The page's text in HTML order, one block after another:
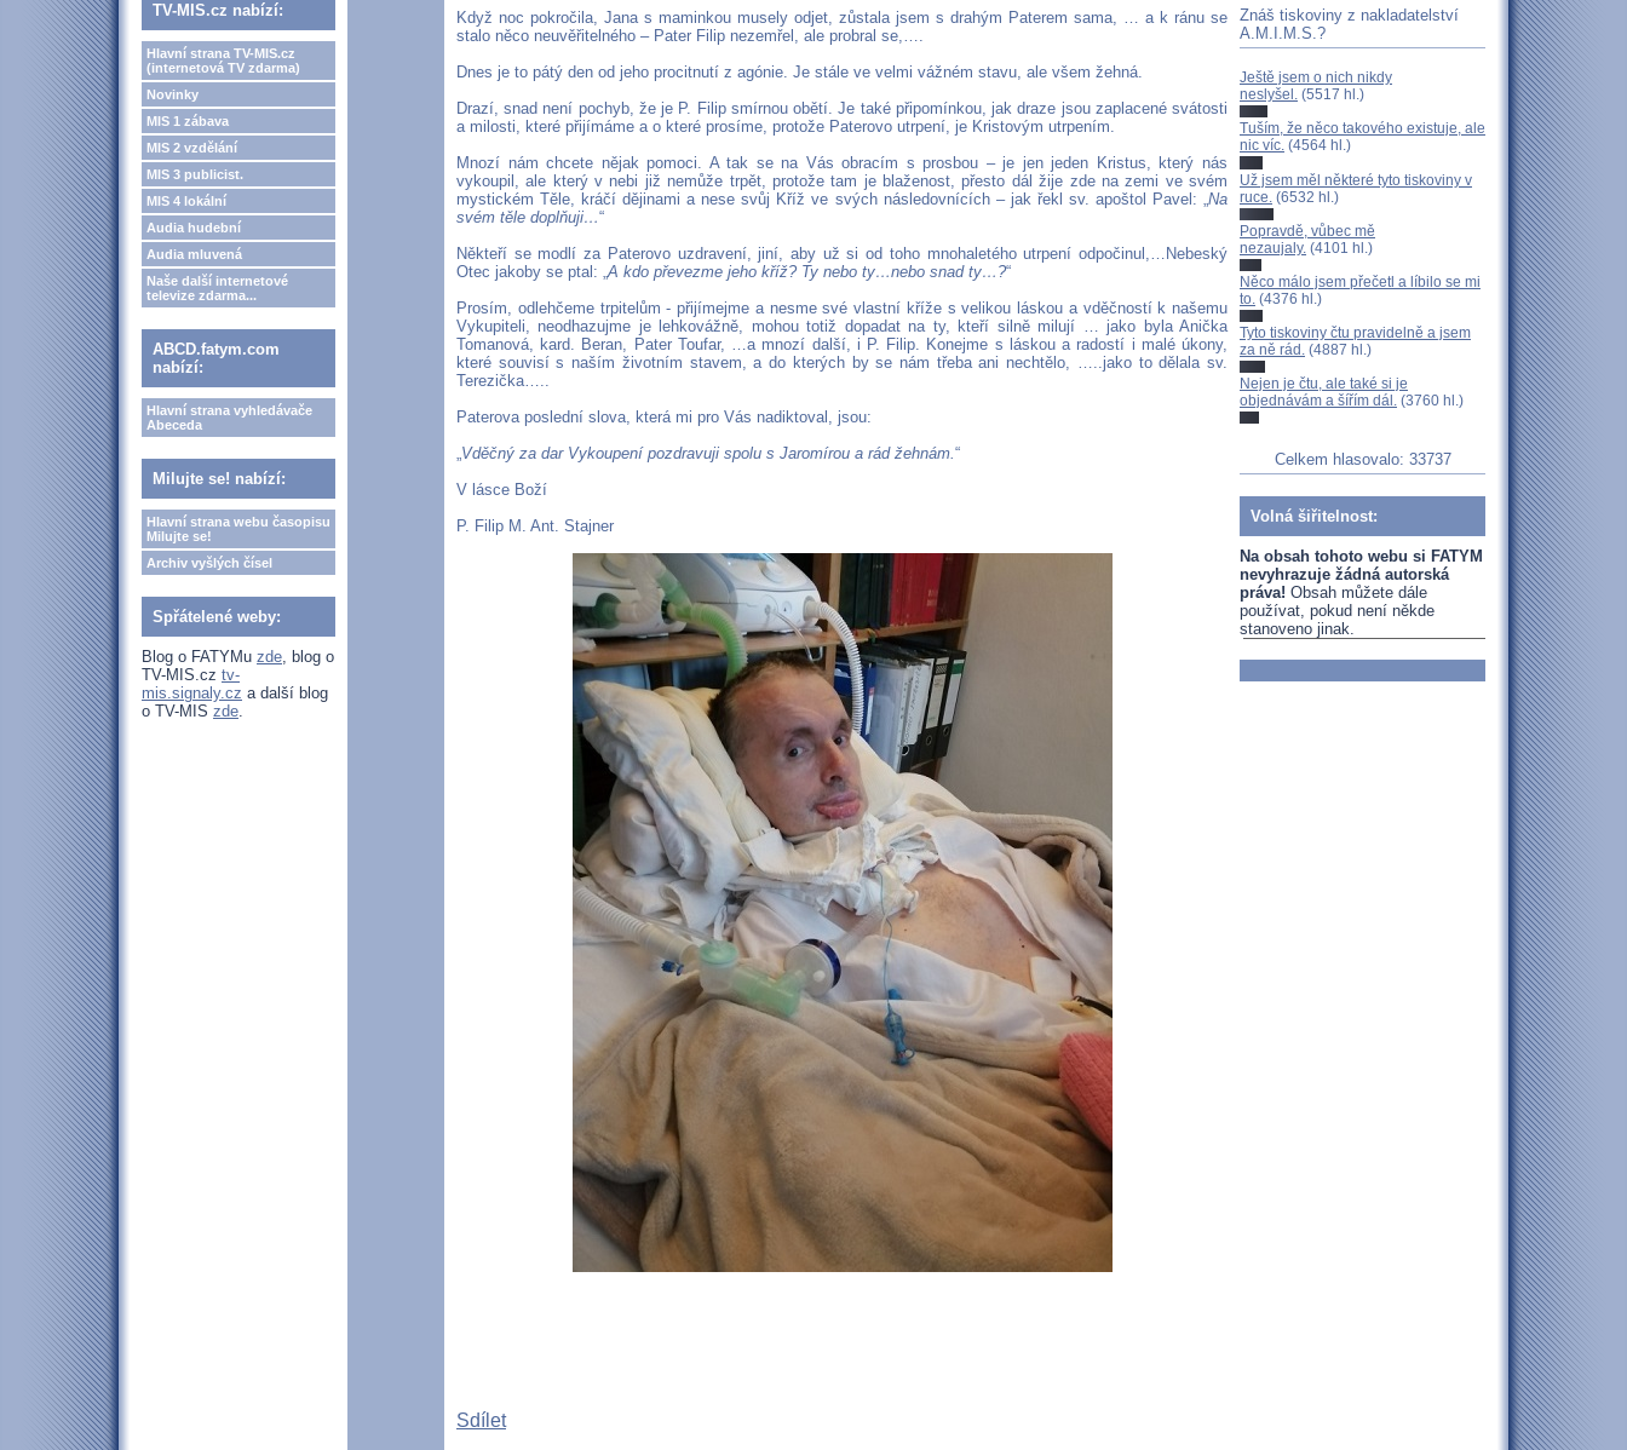
TV-MIS.cz nabízí:
Hlavní strana TV-MIS.cz
(internetová TV zdarma)
Novinky
MIS 1 zábava
MIS 2 vzdělání
MIS 3 publicist.
MIS 4 lokální
Audia hudební
Audia mluvená
Naše další internetové
televize zdarma...
ABCD.fatym.com
nabízí:
Hlavní strana vyhledávače
Abeceda
Milujte se! nabízí:
Hlavní strana webu časopisu
Milujte se!
Archiv vyšlých čísel
Spřátelené weby:
Blog o FATYMu zde, blog o
TV-MIS.cz tv-
mis.signaly.cz a další blog
o TV-MIS zde.
Když noc pokročila, Jana s maminkou musely odjet, zůstala jsem s drahým Paterem sama, … a k ránu se
stalo něco neuvěřitelného – Pater Filip nezemřel, ale probral se,….
Dnes je to pátý den od jeho procitnutí z agónie. Je stále ve velmi vážném stavu, ale všem žehná.
Drazí, snad není pochyb, že je P. Filip smírnou obětí. Je také připomínkou, jak draze jsou zaplacené svátosti
a milosti, které přijímáme a o které prosíme, protože Paterovo utrpení, je Kristovým utrpením.
Mnozí nám chcete nějak pomoci. A tak se na Vás obracím s prosbou – je jen jeden Kristus, který nás
vykoupil, ale který v nebi již nemůže trpět, protože tam je blaženost, přesto dál žije zde na zemi ve svém
mystickém Těle, kráčí dějinami a nese svůj Kříž ve svých následovnících – jak řekl sv. apoštol Pavel: „Na
svém těle doplňuji…“
Někteří se modlí za Paterovo uzdravení, jiní, aby už si od toho mnohaletého utrpení odpočinul,…Nebeský
Otec jakoby se ptal: „A kdo převezme jeho kříž? Ty nebo ty…nebo snad ty…?“
Prosím, odlehčeme trpitelům - přijímejme a nesme své vlastní kříže s velikou láskou a vděčností k našemu
Vykupiteli, neodhazujme je lehkovážně, mohou totiž dopadat na ty, kteří silně milují … jako byla Anička
Tomanová, kard. Beran, Pater Toufar, …a mnozí další, i P. Filip. Konejme s láskou a radostí i malé úkony,
které souvisí s naším životním stavem, a do kterých by se nám třeba ani nechtělo, …..jako to dělala sv.
Terezička…..
Paterova poslední slova, která mi pro Vás nadiktoval, jsou:
„Vděčný za dar Vykoupení pozdravuji spolu s Jaromírou a rád žehnám.“
V lásce Boží
P. Filip M. Ant. Stajner
Sdílet
Znáš tiskoviny z nakladatelství
A.M.I.M.S.?
Ještě jsem o nich nikdy
neslyšel. (5517 hl.)
Tuším, že něco takového existuje, ale
nic víc. (4564 hl.)
Už jsem měl některé tyto tiskoviny v
ruce. (6532 hl.)
Popravdě, vůbec mě
nezaujaly. (4101 hl.)
Něco málo jsem přečetl a líbilo se mi
to. (4376 hl.)
Tyto tiskoviny čtu pravidelně a jsem
za ně rád. (4887 hl.)
Nejen je čtu, ale také si je
objednávám a šířím dál. (3760 hl.)
Celkem hlasovalo: 33737
Volná šiřitelnost:
Na obsah tohoto webu si FATYM
nevyhrazuje žádná autorská
práva! Obsah můžete dále
používat, pokud není někde
stanoveno jinak.